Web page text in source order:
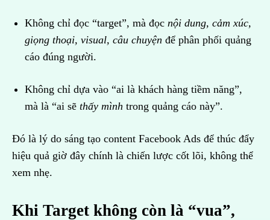
Không chỉ đọc “target”, mà đọc nội dung, cảm xúc,
giọng thoại, visual, câu chuyện để phân phối quảng
cáo đúng người.
Không chỉ dựa vào “ai là khách hàng tiềm năng”,
mà là “ai sẽ thấy mình trong quảng cáo này”.
Đó là lý do sáng tạo content Facebook Ads để thúc đẩy
hiệu quả giờ đây chính là chiến lược cốt lõi, không thể
xem nhẹ.
Khi Target không còn là “vua”,